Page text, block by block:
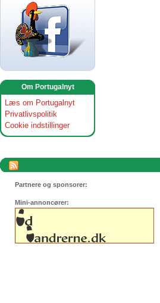
Om Portugalnyt
Læs om Portugalnyt
Privatlivspolitik
Cookie indstillinger
Partnere og sponsorer:
Mini-annoncører: